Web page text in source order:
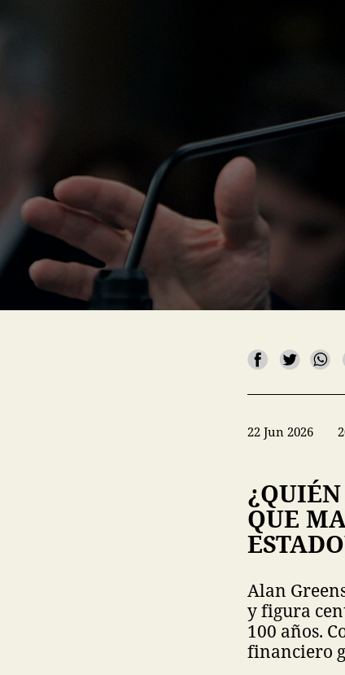
22 Jun 2026
QUE
Alan
y figura
100 años.
financiero